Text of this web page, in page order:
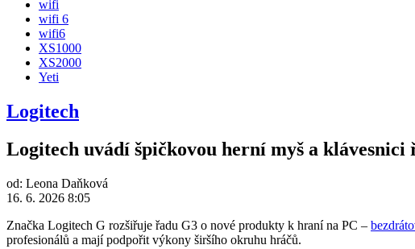
wifi
wifi 6
wifi6
XS1000
XS2000
Yeti
Logitech
Logitech uvádí špičkovou herní myš a
od: Leona Daňková
16. 6. 2026 8:05
Značka Logitech G rozšiřuje řadu G3 o nové produkty k hraní na PC –
profesionálů a mají podpořit výkony širšího okruhu hráčů.